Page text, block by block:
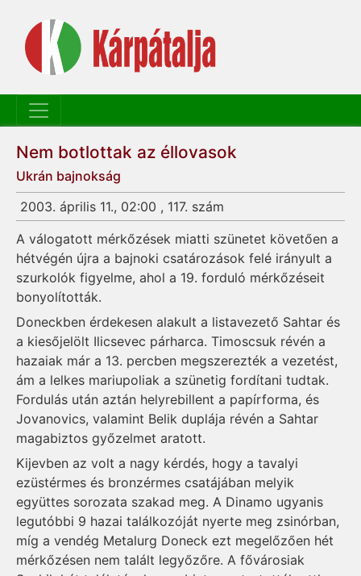
Nem botlottak az éllovasok
Ukrán bajnokság
2003. április 11., 02:00 , 117. szám
A válogatott mérkőzések miatti szünetet követően a
hétvégén újra a bajnoki csatározások felé irányult a
szurkolók figyelme, ahol a 19. forduló mérkőzéseit
bonyolították.
Doneckben érdekesen alakult a listavezető Sahtar és
a kiesőjelölt Ilicsevec párharca. Timoscsuk révén a
hazaiak már a 13. percben megszerezték a vezetést,
ám a lelkes mariupoliak a szünetig fordítani tudtak.
Fordulás után aztán helyrebillent a papírforma, és
Jovanovics, valamint Belik duplája révén a Sahtar
magabiztos győzelmet aratott.
Kijevben az volt a nagy kérdés, hogy a tavalyi
ezüstérmes és bronzérmes csatájában melyik
együttes sorozata szakad meg. A Dinamo ugyanis
legutóbbi 9 hazai találkozóját nyerte meg zsinórban,
míg a vendég Metalurg Do­neck ezt megelőzően hét
mérkőzésen nem talált legyőzőre. A fővárosiak